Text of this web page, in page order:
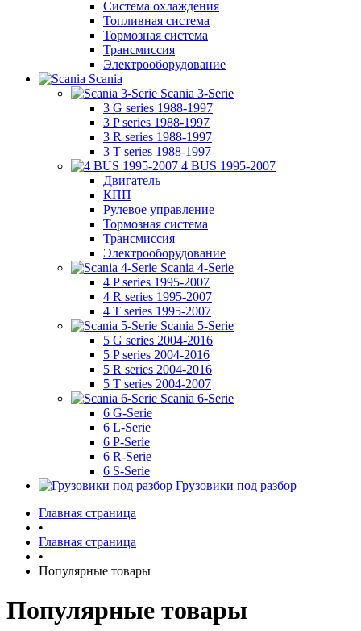
Система охлаждения
Топливная система
Тормозная система
Трансмиссия
Электрооборудование
Scania
Scania 3-Serie
3 G series 1988-1997
3 P series 1988-1997
3 R series 1988-1997
3 T series 1988-1997
4 BUS 1995-2007
Двигатель
КПП
Рулевое управление
Тормозная система
Трансмиссия
Электрооборудование
Scania 4-Serie
4 P series 1995-2007
4 R series 1995-2007
4 T series 1995-2007
Scania 5-Serie
5 G series 2004-2016
5 P series 2004-2016
5 R series 2004-2016
5 T series 2004-2007
Scania 6-Serie
6 G-Serie
6 L-Serie
6 P-Serie
6 R-Serie
6 S-Serie
Грузовики под разбор
Главная страница
•
Главная страница
•
Популярные товары
Популярные товары